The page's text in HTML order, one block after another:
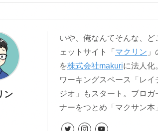
ン
いや、俺なんてそんな、
ェットサイト「 マクリン
を株式会社makuriに法人化
ワーキングスペース「レ
ジオ」もスタート。ブロ
ナーをつとめ「マクサン本